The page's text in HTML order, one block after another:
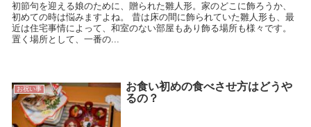
初節句を迎える娘のために、贈られた雛人形。家のどこに飾ろうか、
初めての時は悩みますよね。 昔は床の間に飾られていた雛人形も、最
近は住宅事情によって、和室のない部屋もあり飾る場所も様々です。
置く場所として、一番の...
お祝い事
お食い初めの食べさせ方はどうや
るの？